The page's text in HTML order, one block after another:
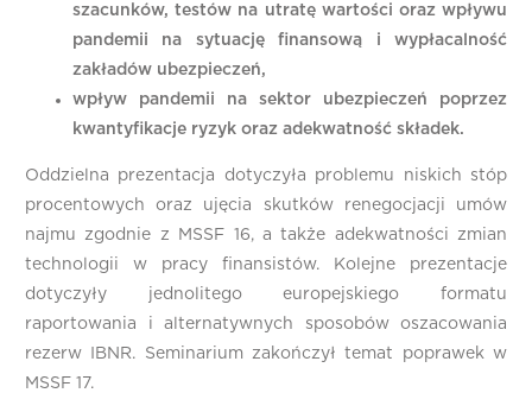
szacunków, testów na utratę wartości oraz wpływu
pandemii na sytuację finansową i wypłacalność
zakładów ubezpieczeń,
wpływ pandemii na sektor ubezpieczeń poprzez
kwantyfikacje ryzyk oraz adekwatność składek.
Oddzielna prezentacja dotyczyła problemu niskich stóp
procentowych oraz ujęcia skutków renegocjacji umów
najmu zgodnie z MSSF 16, a także adekwatności zmian
technologii w pracy finansistów. Kolejne prezentacje
dotyczyły jednolitego europejskiego formatu
raportowania i alternatywnych sposobów oszacowania
rezerw IBNR. Seminarium zakończył temat poprawek w
MSSF 17.